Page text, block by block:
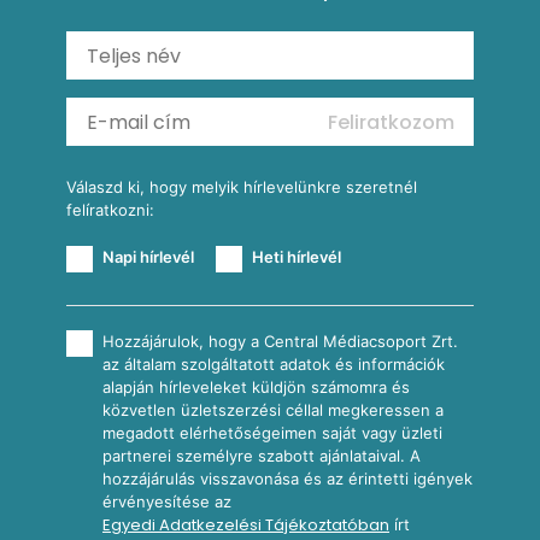
Ratatouille
Almás-kéksajtos kukoricasaláta
Köretek
Reggeli receptek
Feliratkozom
Válaszd ki, hogy melyik hírlevelünkre szeretnél
felíratkozni:
Napi hírlevél Heti hírlevél
Hozzájárulok, hogy a Central Médiacsoport Zrt.
az általam szolgáltatott adatok és információk
alapján hírleveleket küldjön számomra és
közvetlen üzletszerzési céllal megkeressen a
megadott elérhetőségeimen saját vagy üzleti
partnerei személyre szabott ajánlataival. A
hozzájárulás visszavonása és az érintetti igények
érvényesítése az
Egyedi Adatkezelési Tájékoztatóban írt